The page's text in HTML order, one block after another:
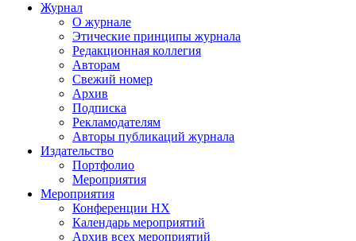
Журнал
О журнале
Этические принципы журнала
Редакционная коллегия
Авторам
Свежий номер
Архив
Подписка
Рекламодателям
Авторы публикаций журнала
Издательство
Портфолио
Мероприятия
Мероприятия
Конференции НХ
Календарь мероприятий
Архив всех мероприятий